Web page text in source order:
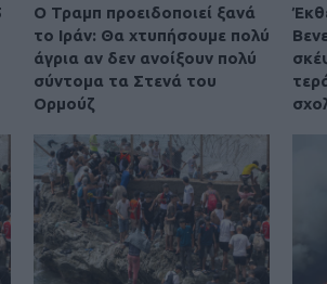
O Τραμπ προειδοποιεί ξανά
το Ιράν: Θα χτυπήσουμε πολύ
άγρια αν δεν ανοίξουν πολύ
σύντομα τα Στενά του
Ορμούζ